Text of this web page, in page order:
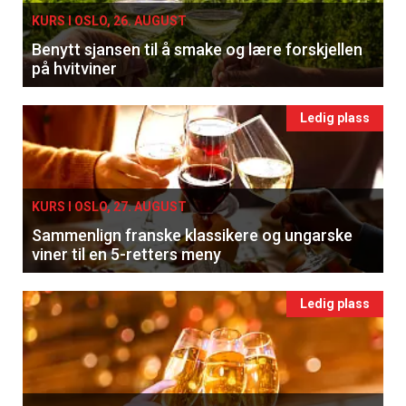
KURS I OSLO, 26. AUGUST
Benytt sjansen til å smake og lære forskjellen
på hvitviner
Ledig plass
KURS I OSLO, 27. AUGUST
Sammenlign franske klassikere og ungarske
viner til en 5-retters meny
Ledig plass